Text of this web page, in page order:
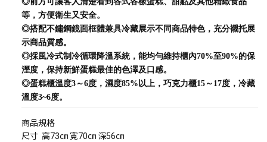
等，方便衛生又安全。
◎搭配不鏽鋼鏡面框體兼具冷藏展示不同商品特色，充分襯托展
示商品質感。
◎採風冷式制冷循環降溫系統，能均勻維持櫃內70%至90%的保
溼度，保持新鮮蛋糕最佳的色澤及口感。
◎蛋糕櫃溫度3～6度，濕度85%以上，巧克力櫃15～17度，冷藏
溫度3~6度。
商品規格
尺寸 高73㎝ 寬70㎝ 深56㎝